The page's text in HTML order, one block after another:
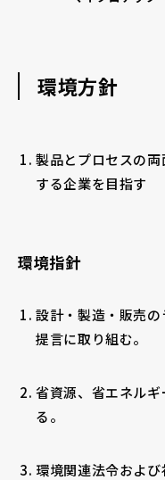
環境方針
製品とプロセスの
する企業を目指す
環境指針
設計・製造・販売
提言に取り組む。
省資源、省エネル
る。
環境関連法令および